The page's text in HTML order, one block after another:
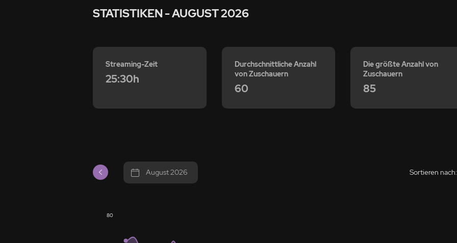
STATISTIKEN - AUGUST 2026
Streaming-Zeit
25:30h
Durchschnittliche Anzahl
von Zuschauern
60
Die größte Anzahl von
Zuschauern
85
August 2026 Sortieren nach:
80